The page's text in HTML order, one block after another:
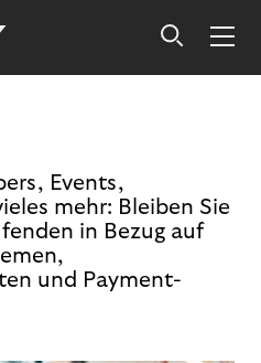
Events,
mehr: Bleiben Sie
in Bezug auf
und Payment-